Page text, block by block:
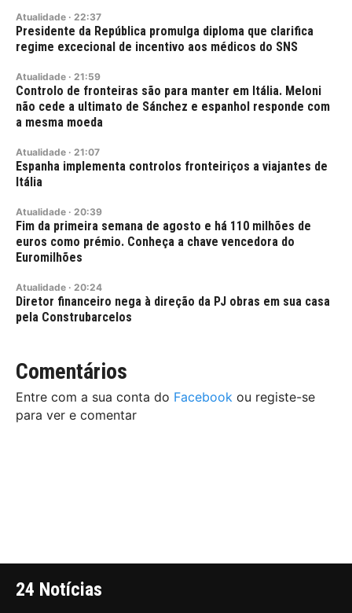
Atualidade · 22:37
Presidente da República promulga diploma que clarifica
regime excecional de incentivo aos médicos do SNS
Atualidade · 21:59
Controlo de fronteiras são para manter em Itália. Meloni
não cede a ultimato de Sánchez e espanhol responde com
a mesma moeda
Atualidade · 21:07
Espanha implementa controlos fronteiriços a viajantes de
Itália
Atualidade · 20:39
Fim da primeira semana de agosto e há 110 milhões de
euros como prémio. Conheça a chave vencedora do
Euromilhões
Atualidade · 20:24
Diretor financeiro nega à direção da PJ obras em sua casa
pela Construbarcelos
Comentários
Entre com a sua conta do Facebook ou registe-se
para ver e comentar
24 Notícias